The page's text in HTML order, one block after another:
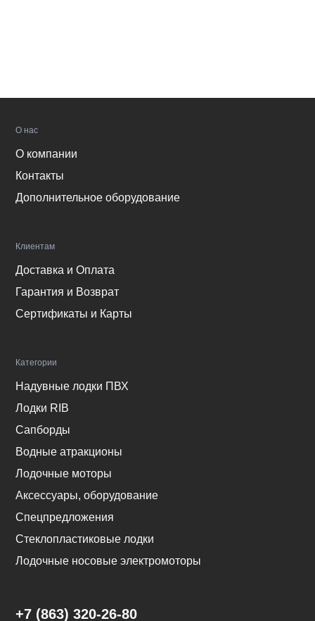
О нас
О компании
Контакты
Дополнительное оборудование
Клиентам
Доставка и Оплата
Гарантия и Возврат
Сертификаты и Карты
Категории
Надувные лодки ПВХ
Лодки RIB
Сапборды
Водные атракционы
Лодочные моторы
Аксессуары, оборудование
Спецпредложения
Стеклопластиковые лодки
Лодочные носовые электромоторы
+7 (863) 320-26-80